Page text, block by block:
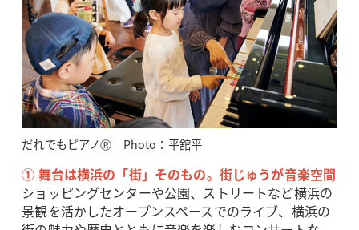
だれでもピアノⓇ Photo：平舘平
① 舞台は横浜の「街」そのもの。街じゅうが音楽空間
ショッピングセンターや公園、ストリートなど横浜の
景観を活かしたオープンスペースでのライブ、横浜の